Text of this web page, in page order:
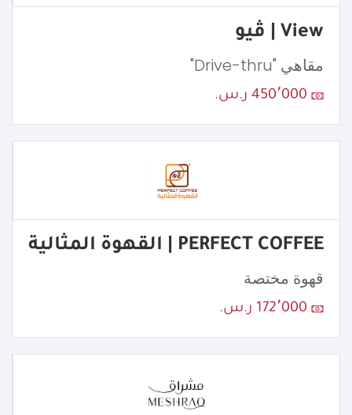
View | ڤيو
مقاهي "Drive-thru"
450٬000 ر.س.
PERFECT COFFEE | القهوة المثالية
قهوة مختصة
172٬000 ر.س.